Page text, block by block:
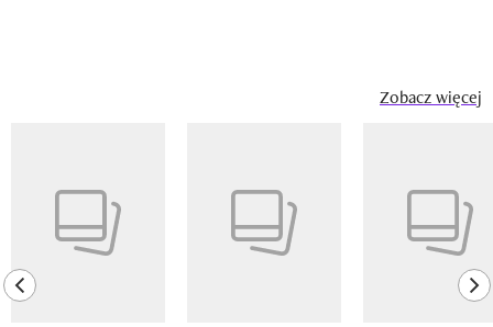
Zobacz więcej
previous element